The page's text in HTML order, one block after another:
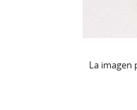
La imagen